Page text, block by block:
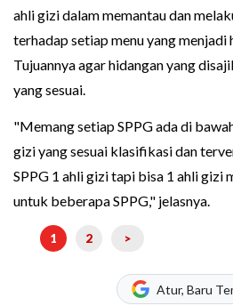
ahli gizi dalam memantau dan
terhadap setiap menu yang menjadi
Tujuannya agar hidangan yang
yang sesuai.
"Memang setiap SPPG ada di
gizi yang sesuai klasifikasi dan
SPPG 1 ahli gizi tapi bisa 1 ahli gizi
untuk beberapa SPPG," jelasnya.
1 2 >
Atur, Baru